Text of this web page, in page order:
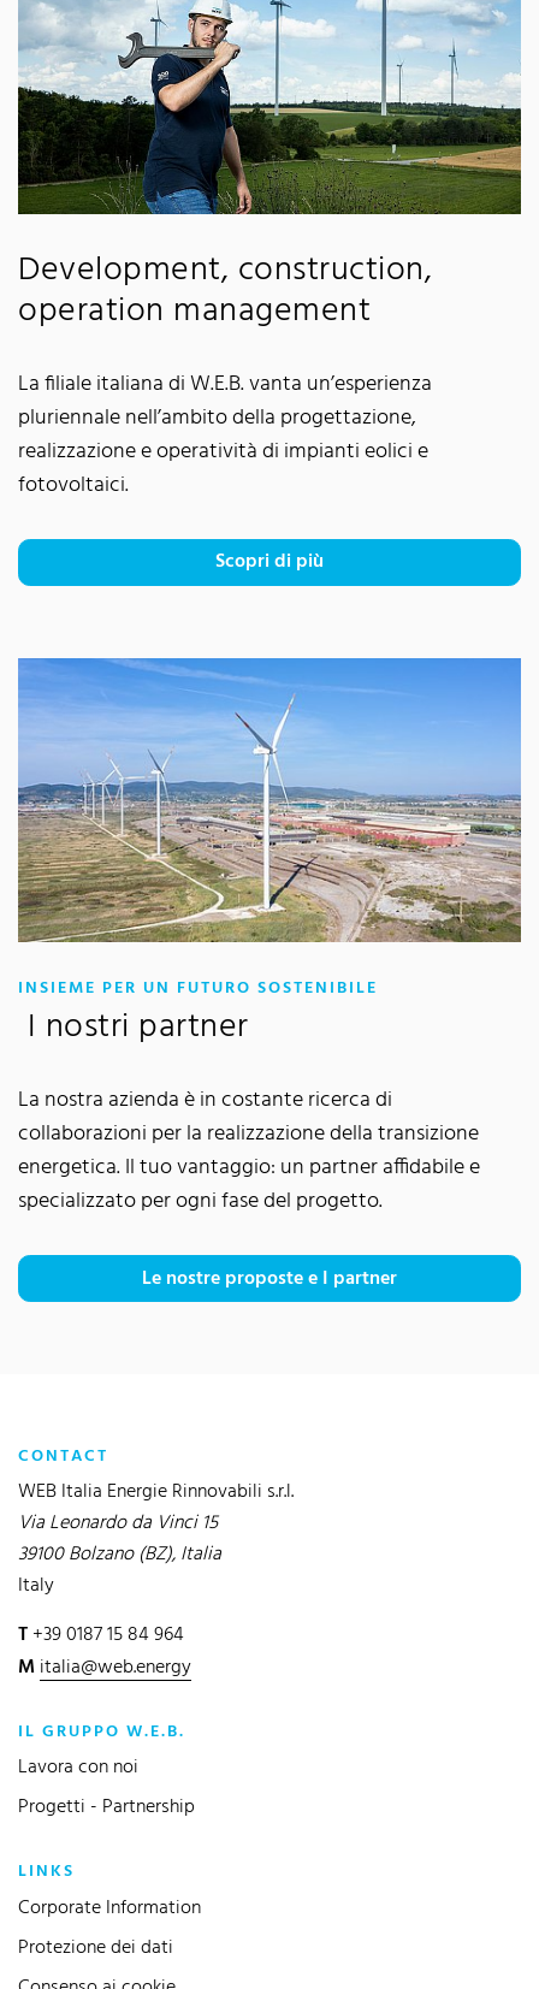
Development, construction,
operation management
La filiale italiana di W.E.B. vanta un’esperienza
pluriennale nell’ambito della progettazione,
realizzazione e operatività di impianti eolici e
fotovoltaici.
Scopri di più
INSIEME PER UN FUTURO SOSTENIBILE
I nostri partner
La nostra azienda è in costante ricerca di
collaborazioni per la realizzazione della transizione
energetica. Il tuo vantaggio: un partner affidabile e
specializzato per ogni fase del progetto.
Le nostre proposte e I partner
CONTACT
WEB Italia Energie Rinnovabili s.r.l.
Via Leonardo da Vinci 15
39100 Bolzano (BZ), Italia
Italy
T+39 0187 15 84 964
Mitalia@web.energy
IL GRUPPO W.E.B.
Lavora con noi
Progetti - Partnership
LINKS
Corporate Information
Protezione dei dati